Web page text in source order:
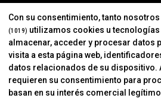
INFORMACIÓN
Contacto
Cambios Y Devoluciones
Con su consentimiento, tanto
(1019) utilizamos cookies u
almacenar, acceder y procesar datos
visita a esta página web,
datos relacionados de su dispositivo.
requieren su consentimiento para
basan en su interés comercial